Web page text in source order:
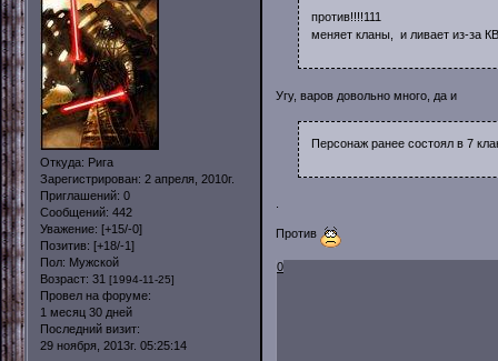
Откуда: Рига
Зарегистрирован: 2 апреля, 2010г.
Приглашений: 0
Сообщений: 442
Уважение: [+15/-0]
Позитив: [+18/-1]
Пол: Мужской
Возраст: 31 [1994-11-25]
Провел на форуме:
1 месяц 30 дней
Последний визит:
29 ноября, 2013г. 05:25:14
против!!!!111
меняет кланы, и ливает из-за
Угу, варов довольно много, да и
Персонаж ранее состоял в 7
Против
0